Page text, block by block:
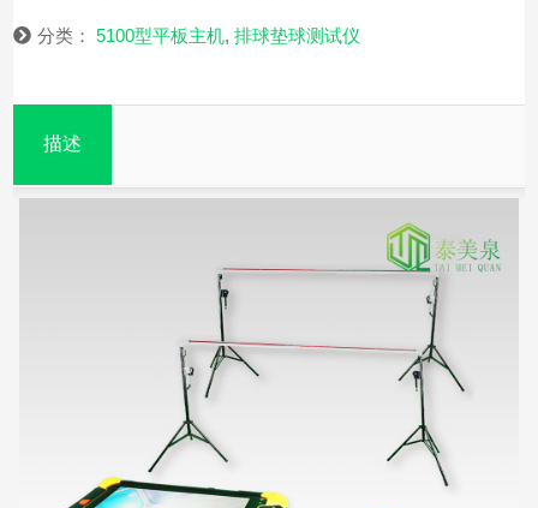
分类：5100型平板主机,排球垫球测试仪
描述